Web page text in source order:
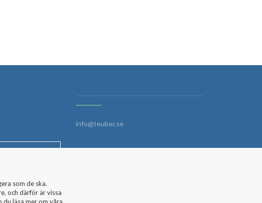
info@teuber.se
som de ska.
och därför är vissa